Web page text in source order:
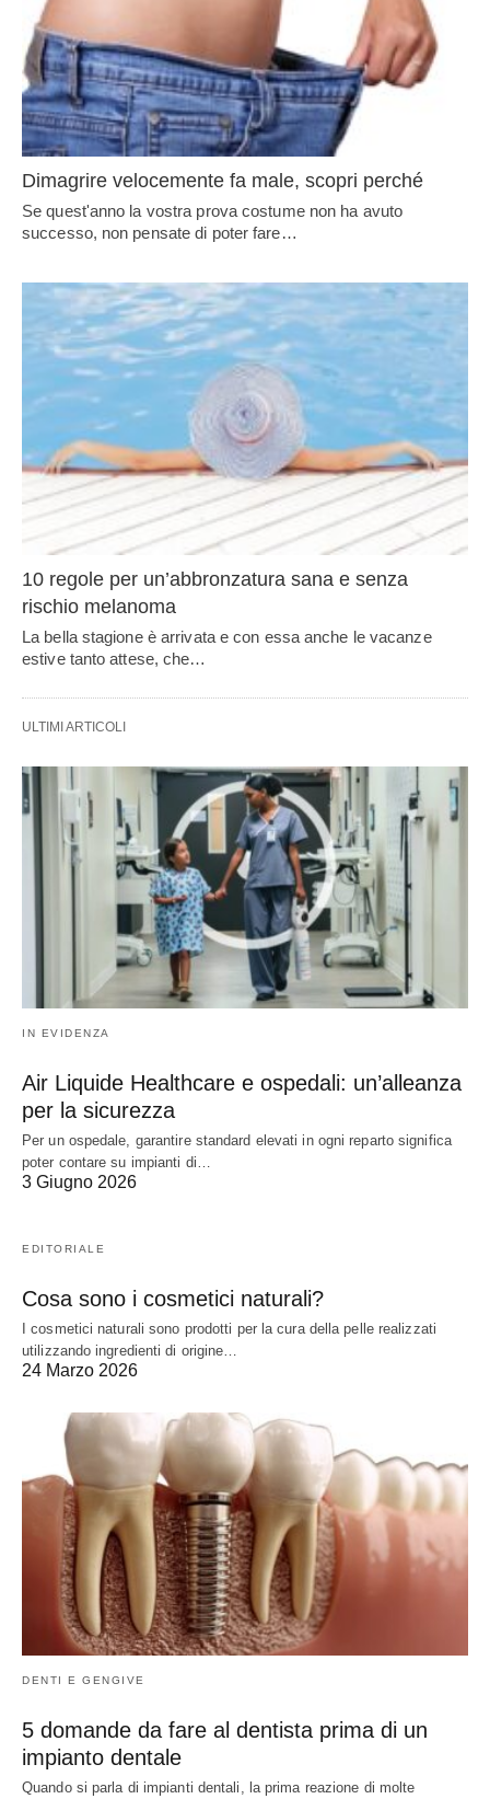
Dimagrire velocemente fa male, scopri perché
Se quest'anno la vostra prova costume non ha avuto
successo, non pensate di poter fare…
10 regole per un’abbronzatura sana e senza
rischio melanoma
La bella stagione è arrivata e con essa anche le vacanze
estive tanto attese, che…
ULTIMI ARTICOLI
IN EVIDENZA
Air Liquide Healthcare e ospedali: un’alleanza
per la sicurezza
Per un ospedale, garantire standard elevati in ogni reparto significa
poter contare su impianti di…
3 Giugno 2026
EDITORIALE
Cosa sono i cosmetici naturali?
I cosmetici naturali sono prodotti per la cura della pelle realizzati
utilizzando ingredienti di origine…
24 Marzo 2026
DENTI E GENGIVE
5 domande da fare al dentista prima di un
impianto dentale
Quando si parla di impianti dentali, la prima reazione di molte